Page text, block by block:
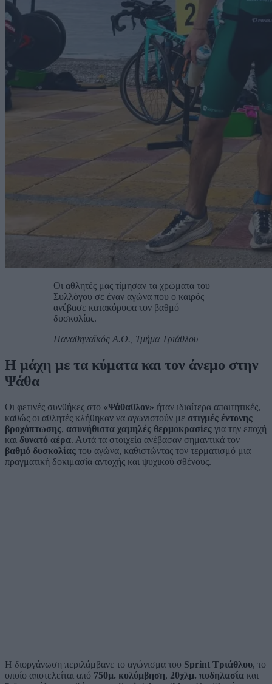
Οι αθλητές μας τίμησαν τα χρώματα του
Συλλόγου σε έναν αγώνα που ο καιρός
ανέβασε κατακόρυφα τον βαθμό
δυσκολίας.
Παναθηναϊκός Α.Ο., Τμήμα Τριάθλου
Η μάχη με τα κύματα και τον άνεμο στην
Ψάθα
Οι φετινές συνθήκες στο «Ψάθαθλον» ήταν ιδιαίτερα απαιτητικές,
καθώς οι αθλητές κλήθηκαν να αγωνιστούν με στιγμές έντονης
βροχόπτωσης, ασυνήθιστα χαμηλές θερμοκρασίες για την εποχή
και δυνατό αέρα. Αυτά τα στοιχεία ανέβασαν σημαντικά τον
βαθμό δυσκολίας του αγώνα, καθιστώντας τον τερματισμό μια
πραγματική δοκιμασία αντοχής και ψυχικού σθένους.
Η διοργάνωση περιλάμβανε το αγώνισμα του Sprint Τριάθλου, το
οποίο αποτελείται από 750μ. κολύμβηση, 20χλμ. ποδηλασία και